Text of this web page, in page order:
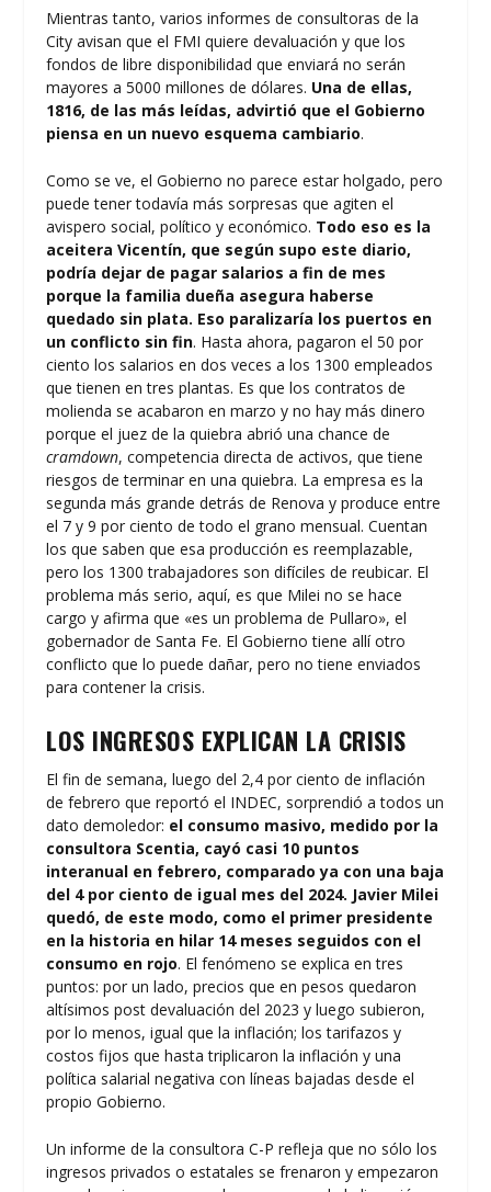
Mientras tanto, varios informes de consultoras de la
City avisan que el FMI quiere devaluación y que los
fondos de libre disponibilidad que enviará no serán
mayores a 5000 millones de dólares. Una de ellas,
1816, de las más leídas, advirtió que el Gobierno
piensa en un nuevo esquema cambiario.
Como se ve, el Gobierno no parece estar holgado, pero
puede tener todavía más sorpresas que agiten el
avispero social, político y económico. Todo eso es la
aceitera Vicentín, que según supo este diario,
podría dejar de pagar salarios a fin de mes
porque la familia dueña asegura haberse
quedado sin plata. Eso paralizaría los puertos en
un conflicto sin fin. Hasta ahora, pagaron el 50 por
ciento los salarios en dos veces a los 1300 empleados
que tienen en tres plantas. Es que los contratos de
molienda se acabaron en marzo y no hay más dinero
porque el juez de la quiebra abrió una chance de
cramdown, competencia directa de activos, que tiene
riesgos de terminar en una quiebra. La empresa es la
segunda más grande detrás de Renova y produce entre
el 7 y 9 por ciento de todo el grano mensual. Cuentan
los que saben que esa producción es reemplazable,
pero los 1300 trabajadores son difíciles de reubicar. El
problema más serio, aquí, es que Milei no se hace
cargo y afirma que «es un problema de Pullaro», el
gobernador de Santa Fe. El Gobierno tiene allí otro
conflicto que lo puede dañar, pero no tiene enviados
para contener la crisis.
LOS INGRESOS EXPLICAN LA CRISIS
El fin de semana, luego del 2,4 por ciento de inflación
de febrero que reportó el INDEC, sorprendió a todos un
dato demoledor: el consumo masivo, medido por la
consultora Scentia, cayó casi 10 puntos
interanual en febrero, comparado ya con una baja
del 4 por ciento de igual mes del 2024. Javier Milei
quedó, de este modo, como el primer presidente
en la historia en hilar 14 meses seguidos con el
consumo en rojo. El fenómeno se explica en tres
puntos: por un lado, precios que en pesos quedaron
altísimos post devaluación del 2023 y luego subieron,
por lo menos, igual que la inflación; los tarifazos y
costos fijos que hasta triplicaron la inflación y una
política salarial negativa con líneas bajadas desde el
propio Gobierno.
Un informe de la consultora C-P refleja que no sólo los
ingresos privados o estatales se frenaron y empezaron